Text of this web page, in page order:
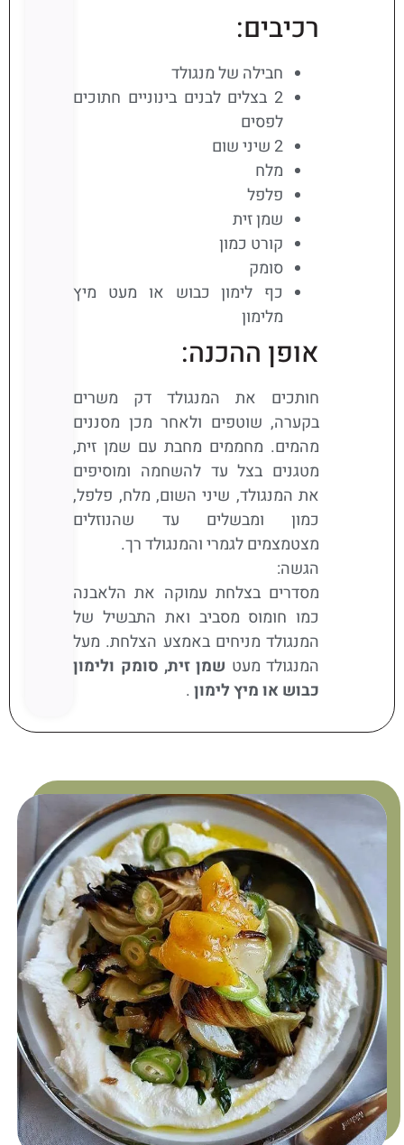
רכיבים:
חבילה של מנגולד
2 בצלים לבנים בינוניים חתוכים
לפסים
2 שיני שום
מלח
פלפל
שמן זית
קורט כמון
סומק
כף לימון כבוש או מעט מיץ
מלימון
אופן ההכנה:
חותכים את המנגולד דק משרים
בקערה, שוטפים ולאחר מכן מסננים
מהמים. מחממים מחבת עם שמן זית,
מטגנים בצל עד להשחמה ומוסיפים
את המנגולד, שיני השום, מלח, פלפל,
כמון ומבשלים עד שהנוזלים
מצטמצמים לגמרי והמנגולד רך.
הגשה:
מסדרים בצלחת עמוקה את הלאבנה
כמו חומוס מסביב ואת התבשיל של
המנגולד מניחים באמצע הצלחת. מעל
המנגולד מעט שמן זית, סומק ולימון
כבוש או מיץ לימון.